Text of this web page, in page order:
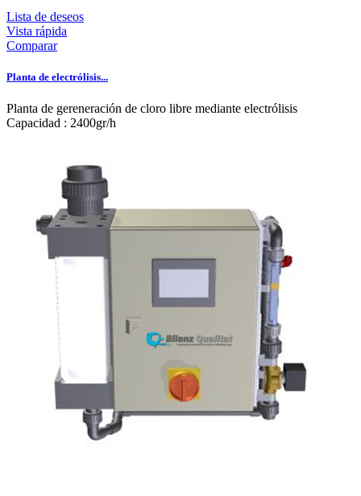
Lista de deseos
Vista rápida
Comparar
Planta de electrólisis...
Planta de gereneración de cloro libre mediante electrólisis
Capacidad : 2400gr/h